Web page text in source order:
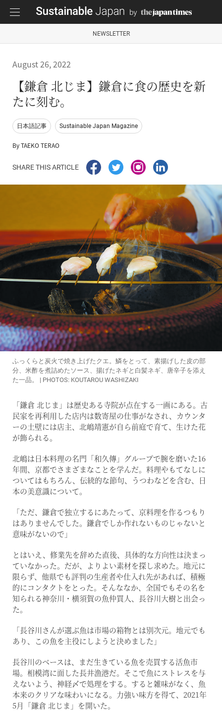
NEWSLETTER
August 26, 2022
【鎌倉 北じま】鎌倉に食の歴史を新
たに刻む。
日本語記事 Sustainable Japan Magazine
By TAEKO TERAO
SHARE THIS ARTICLE
ふっくらと炭火で焼き上げたクエ。鱗をとって、素揚げした皮の部
分、米酢を煮詰めたソース、揚げたネギと白髪ネギ、唐辛子を添え
た一品。 | PHOTOS: KOUTAROU WASHIZAKI
「鎌倉 北じま」は歴史ある寺院が点在する一画にある。古
民家を再利用した店内は数寄屋の仕事がなされ、カウンタ
ーの土壁には店主、北嶋靖憲が自ら前庭で育て、生けた花
が飾られる。
北嶋は日本料理の名門「和久傳」グループで腕を磨いた16
年間、京都でさまざまなことを学んだ。料理やもてなしに
ついてはもちろん、伝統的な節句、うつわなどを含む、日
本の美意識について。
「ただ、鎌倉で独立するにあたって、京料理を作るつもり
はありませんでした。鎌倉でしか作れないものじゃないと
意味がないので」
とはいえ、修業先を辞めた直後、具体的な方向性は決まっ
ていなかった。だが、よりよい素材を探し求めた。地元に
限らず、他県でも評判の生産者や仕入れ先があれば、積極
的にコンタクトをとった。そんななか、全国でもその名を
知られる神奈川・横須賀の魚仲買人、長谷川大樹と出会っ
た。
「長谷川さんが選ぶ魚は市場の箱物とは別次元。地元でも
あり、この魚を主役にしようと決めました」
長谷川のベースは、まだ生きている魚を売買する活魚市
場。相模湾に面した長井漁港だ。そこで魚にストレスを与
えないよう、神経〆で処理をする。すると雑味がなく、魚
本来のクリアな味わいになる。力強い味方を得て、2021年
5月「鎌倉 北じま」を開いた。